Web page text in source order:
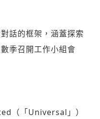
話的框架，涵蓋探索
季召開工作小組會
（「Universal」）